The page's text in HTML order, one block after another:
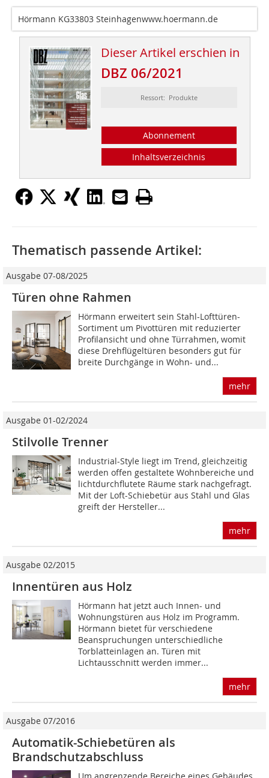
Hörmann KG33803 Steinhagenwww.hoermann.de
Dieser Artikel erschien in
DBZ 06/2021
Ressort: Produkte
Abonnement
Inhaltsverzeichnis
Thematisch passende Artikel:
Ausgabe 07-08/2025
Türen ohne Rahmen
Hörmann erweitert sein Stahl-Lofttüren-
Sortiment um Pivottüren mit reduzierter
Profilansicht und ohne Türrahmen, womit
diese Drehflügeltüren besonders gut für
breite Durchgänge in Wohn- und...
mehr
Ausgabe 01-02/2024
Stilvolle Trenner
Industrial-Style liegt im Trend, gleichzeitig
werden offen gestaltete Wohnbereiche und
lichtdurchflutete Räume stark nachgefragt.
Mit der Loft-Schiebetür aus Stahl und Glas
greift der Hersteller...
mehr
Ausgabe 02/2015
Innentüren aus Holz
Hörmann hat jetzt auch Innen- und
Wohnungstüren aus Holz im Programm.
Hörmann bietet für verschiedene
Beanspruchungen unterschiedliche
Torblatteinlagen an. Türen mit
Lichtausschnitt werden immer...
mehr
Ausgabe 07/2016
Automatik-Schiebetüren als
Brandschutzabschluss